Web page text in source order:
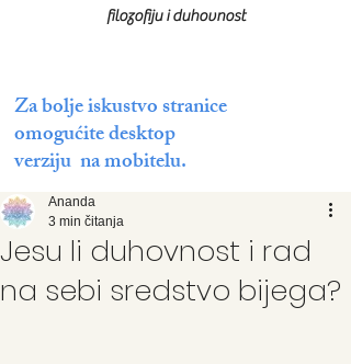
Za bolje iskustvo stranice
omogućite desktop
verziju na mobitelu.
filozofiju i duhovnost
Jesu li duhovnost i rad
na sebi sredstvo bijega?
Ananda
3 min čitanja